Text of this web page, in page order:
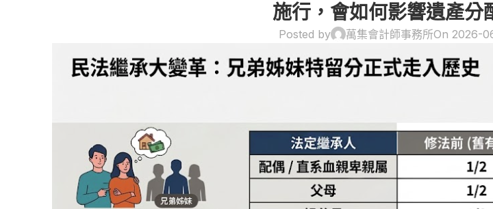
施行，會如何影響遺產分
Posted by 萬集會計師事務所On 2026-